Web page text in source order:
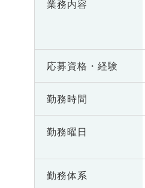
業務内容
応募資格・ 経験
勤務時間
勤務曜日
勤務体系